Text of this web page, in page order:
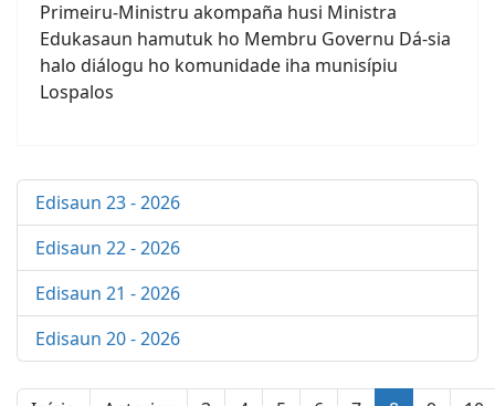
Primeiru-Ministru akompaña husi Ministra
Edukasaun hamutuk ho Membru Governu Dá-sia
halo diálogu ho komunidade iha munisípiu
Lospalos
Edisaun 23 - 2026
Edisaun 22 - 2026
Edisaun 21 - 2026
Edisaun 20 - 2026